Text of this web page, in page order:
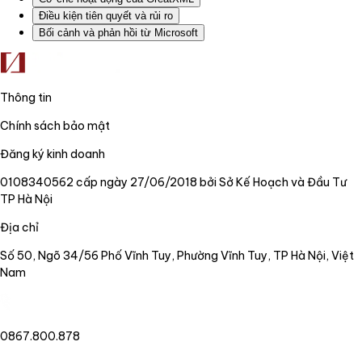
Điều kiện tiên quyết và rủi ro
Bối cảnh và phản hồi từ Microsoft
Thông tin
Chính sách bảo mật
Đăng ký kinh doanh
0108340562 cấp ngày 27/06/2018 bởi Sở Kế Hoạch và Đầu Tư
TP Hà Nội
Địa chỉ
Số 50, Ngõ 34/56 Phố Vĩnh Tuy, Phường Vĩnh Tuy, TP Hà Nội, Việt
Nam
0867.800.878